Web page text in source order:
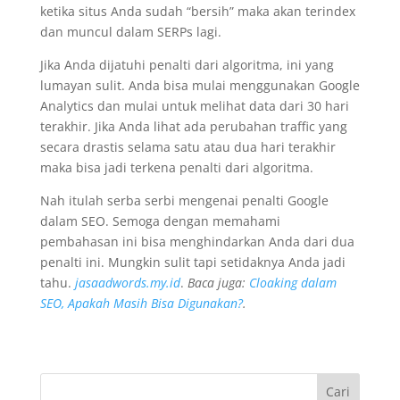
ketika situs Anda sudah “bersih” maka akan terindex
dan muncul dalam SERPs lagi.
Jika Anda dijatuhi penalti dari algoritma, ini yang
lumayan sulit. Anda bisa mulai menggunakan Google
Analytics dan mulai untuk melihat data dari 30 hari
terakhir. Jika Anda lihat ada perubahan traffic yang
secara drastis selama satu atau dua hari terakhir
maka bisa jadi terkena penalti dari algoritma.
Nah itulah serba serbi mengenai penalti Google
dalam SEO. Semoga dengan memahami
pembahasan ini bisa menghindarkan Anda dari dua
penalti ini. Mungkin sulit tapi setidaknya Anda jadi
tahu. jasaadwords.my.id. Baca juga: Cloaking dalam
SEO, Apakah Masih Bisa Digunakan?.